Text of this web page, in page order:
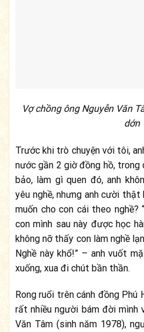
Vợ chồng ông Nguyễn Văn
dớn
Trước khi trò chuyện với tôi,
nước gần 2 giờ đồng hồ, trong
bảo, làm gì quen đó, anh
yêu nghề, nhưng anh cười
muốn cho con cái theo nghề?
con mình sau này được học
không nỡ thấy con làm nghề
Nghề này khổ!” – anh vuốt
xuống, xua đi chút bần thần.
Rong ruổi trên cánh đồng Phú
rất nhiều người bám đời mình
Văn Tâm (sinh năm 1978),